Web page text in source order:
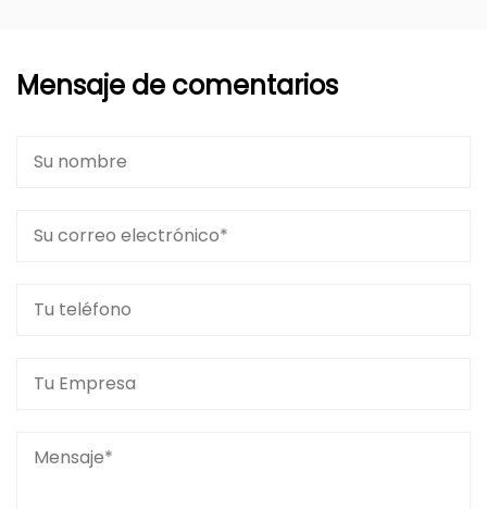
Mensaje de comentarios